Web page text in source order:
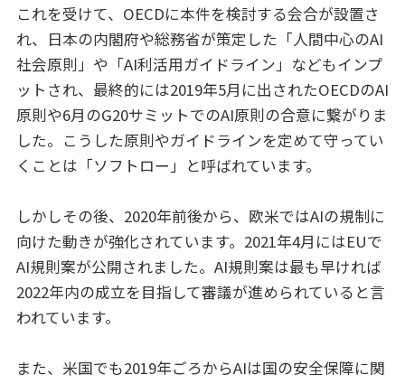
これを受けて、OECDに本件を検討する会合が設置さ
れ、日本の内閣府や総務省が策定した「人間中心のAI
社会原則」や「AI利活用ガイドライン」などもインプ
ットされ、最終的には2019年5月に出されたOECDのAI
原則や6月のG20サミットでのAI原則の合意に繋がりま
した。こうした原則やガイドラインを定めて守ってい
くことは「ソフトロー」と呼ばれています。
しかしその後、2020年前後から、欧米ではAIの規制に
向けた動きが強化されています。2021年4月にはEUで
AI規則案が公開されました。AI規則案は最も早ければ
2022年内の成立を目指して審議が進められていると言
われています。
また、米国でも2019年ごろからAIは国の安全保障に関